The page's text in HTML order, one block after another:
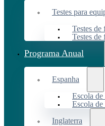
Testes para
Testes de
Testes de
Programa Anual
Espanha
Escola
Escola
Inglaterra